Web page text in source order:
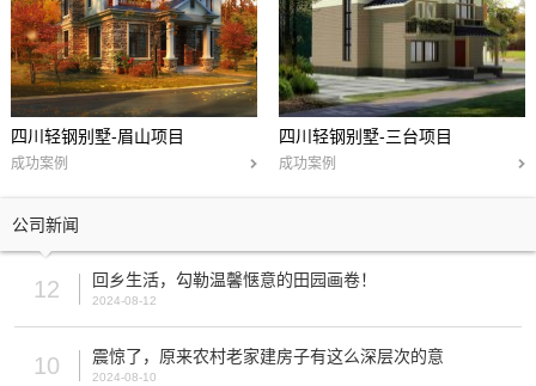
四川轻钢别墅-眉山项目
成功案例
四川轻钢别墅-三台项目
成功案例
公司新闻
12 回乡生活，勾勒温馨惬意的田园画卷！
2024-08-12
10 震惊了，原来农村老家建房子有这么深层次的意
2024-08-10